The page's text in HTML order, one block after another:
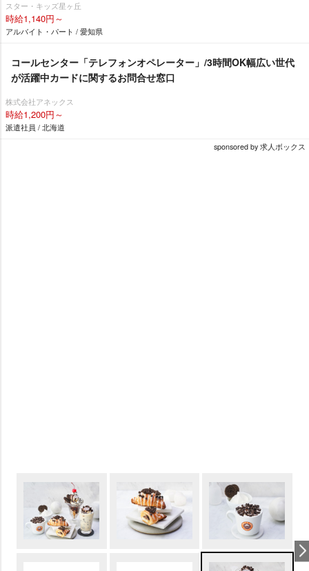
スター・キッズ星ヶ丘
時給1,140円～
アルバイト・パート / 愛知県
コールセンター「テレフォンオペレーター」/3時間OK幅広い世代
が活躍中カードに関するお問合せ窓口
株式会社アネックス
時給1,200円～
派遣社員 / 北海道
sponsored by 求人ボックス